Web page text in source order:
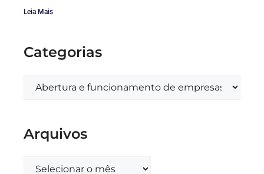
Leia Mais
Categorias
Arquivos